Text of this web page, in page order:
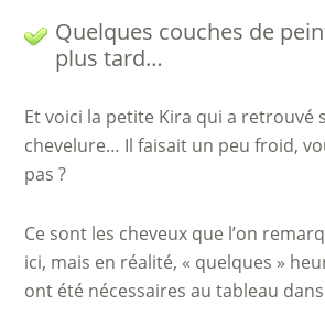
Quelques couches de
plus tard…
Et voici la petite Kira qui a retrouvé
chevelure… Il faisait un peu froid,
pas ?
Ce sont les cheveux que l’on
ici, mais en réalité, « quelques »
ont été nécessaires au tableau